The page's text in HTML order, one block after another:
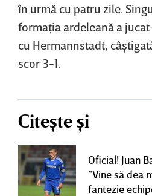
în urmă cu patru zile.
formaţia ardeleană a
cu Hermannstadt,
scor 3-1.
Citește și
Oficial! Juan
”Vine să dea
fantezie